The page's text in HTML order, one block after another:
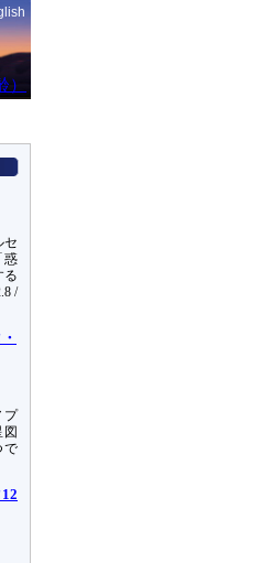
セ
惑
る
/
プ
で